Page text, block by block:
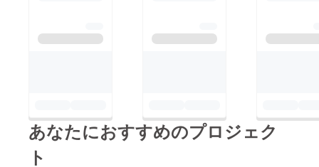
あなたにおすすめのプロジェク
ト